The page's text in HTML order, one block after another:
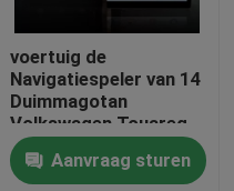
voertuig de
Navigatiespeler van 14
Duimmagotan
Volkswagen Touareg
DVD GPS
Aanvraag sturen